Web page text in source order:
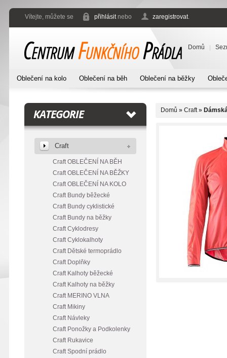
Vítejte, můžete se přihlásitnebo zaregistrovat.
Domů
Oblečení na kolo Oblečení na běh Oblečení na běžky
KATEGORIE
Craft
Craft OBLEČENÍ NA BĚH
Craft OBLEČENÍ NA BĚŽKY
Craft OBLEČENÍ NA KOLO
Craft Bundy běžecké
Craft Bundy cyklistické
Craft Bundy na běžky
Craft Cyklodresy
Craft Cyklokalhoty
Craft Dětské termoprádlo
Craft Doplňky
Craft Kalhoty běžecké
Craft Kalhoty na běžky
Craft MERINO VLNA
Craft Mikiny
Craft Návleky
Craft Ponožky a Podkolenky
Craft Rukavice
Craft Spodní prádlo
Domů » Craft»